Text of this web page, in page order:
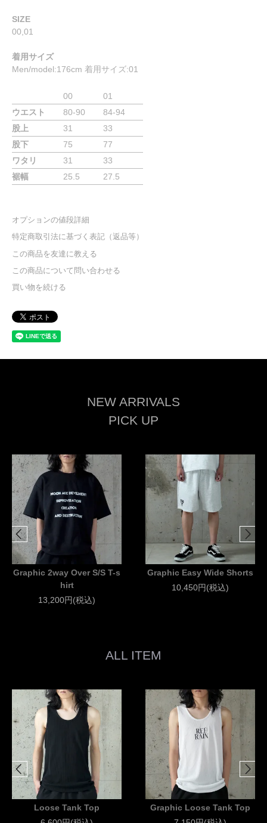
SIZE
00,01
着用サイズ
Men/model:176cm 着用サイズ:01
00
01
ウエスト
80-90
84-94
股上
31
33
股下
75
77
ワタリ
31
33
裾幅
25.5 27.5
オプションの値段詳細
特定商取引法に基づく表記（返品等）
この商品を友達に教える
この商品について問い合わせる
買い物を続ける
NEW ARRIVALS
PICK UP
Graphic 2way Over S/S T-s
hirt
13,200円(税込)
Graphic Easy Wide Shorts
10,450円(税込)
ALL ITEM
Loose Tank Top
Graphic Loose Tank Top